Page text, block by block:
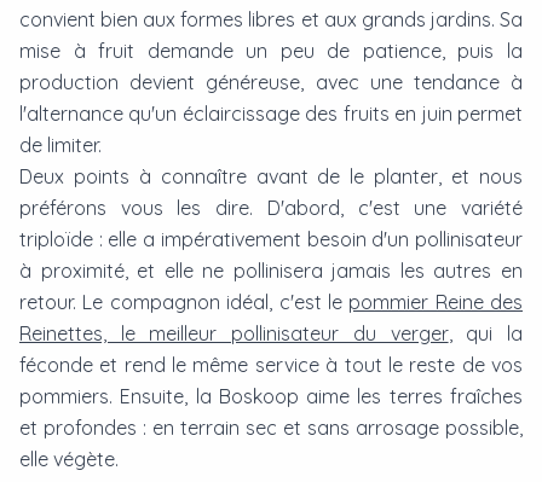
convient bien aux formes libres et aux grands jardins. Sa
mise à fruit demande un peu de patience, puis la
production devient généreuse, avec une tendance à
l'alternance qu'un éclaircissage des fruits en juin permet
de limiter.
Deux points à connaître avant de le planter, et nous
préférons vous les dire. D'abord, c'est une variété
triploïde : elle a impérativement besoin d'un pollinisateur
à proximité, et elle ne pollinisera jamais les autres en
retour. Le compagnon idéal, c'est le pommier Reine des
Reinettes, le meilleur pollinisateur du verger, qui la
féconde et rend le même service à tout le reste de vos
pommiers. Ensuite, la Boskoop aime les terres fraîches
et profondes : en terrain sec et sans arrosage possible,
elle végète.